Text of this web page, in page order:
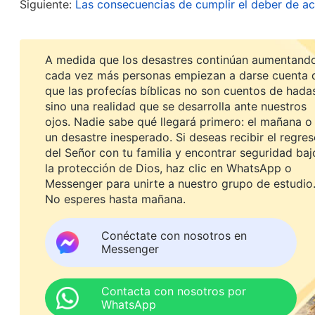
esta es inmune a la razón, ¿qué hace Dios?
bendecido o sufres? ¿Recibes algún beneficio
causó?(Nosotros).Tú lo causaste. Nadie te
¿No te causaste esto a ti mismo? Dios no te
en tu corazón, tu vida está en riesgo; y te
III. Discursos de Cristo de los últimos días. Tercera
todo cuando dice: “ ¿Acaso no eres díscolo?
razón? Si careces de obediencia, si jamás
resiste a Dios, entonces Él no te presta atención
Dios, hay oscuridad en tu corazón, tu vida está
mereces!”. Leer esto me conmovió, como si
muy arrogante y arbitraria. Como entendía un
sentía que tenía buena aptitud y habilidades.
Siguiente: Las consecuencias de cumplir el deber de
A medida que los desastres continúan
cada vez más personas empiezan a darse cuenta
que las profecías bíblicas no son cuentos de
sino una realidad que se desarrolla ante nuestros
ojos. Nadie sabe qué llegará primero: el mañana o
un desastre inesperado. Si deseas recibir el
del Señor con tu familia y encontrar seguridad
la protección de Dios, haz clic en WhatsApp o
Messenger para unirte a nuestro grupo de estudio.
No esperes hasta mañana.
Conéctate con nosotros en
Messenger
Contacta con nosotros por
WhatsApp